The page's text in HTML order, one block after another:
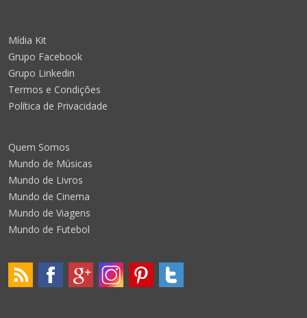
Mídia Kit
Grupo Facebook
Grupo Linkedin
Termos e Condições
Política de Privacidade
Quem Somos
Mundo de Músicas
Mundo de Livros
Mundo de Cinema
Mundo de Viagens
Mundo de Futebol